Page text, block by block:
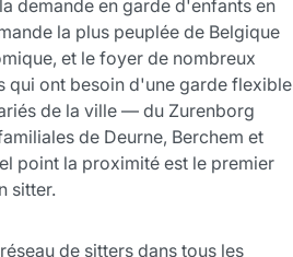
demande en garde d'enfants en
la plus peuplée de Belgique
et le foyer de nombreux
qui ont besoin d'une garde flexible
de la ville — du Zurenborg
de Deurne, Berchem et
point la proximité est le premier
sitter.
de sitters dans tous les